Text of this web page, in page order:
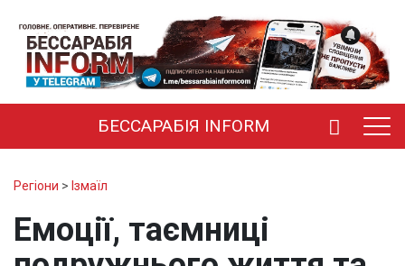
БЕССАРАБІЯ INFORM
Регіони > Ізмаїл
Емоції, таємниці